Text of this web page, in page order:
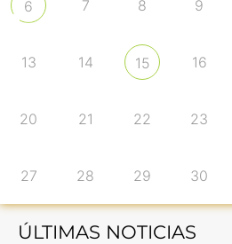
6 7 8 9
13 14 15 16
20 21 22 23
27 28 29 30
ÚLTIMAS NOTICIAS